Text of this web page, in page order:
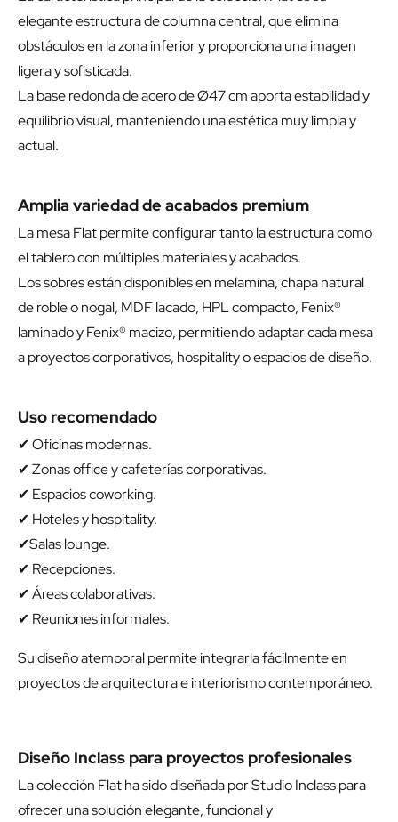
elegante estructura de columna central, que elimina
obstáculos en la zona inferior y proporciona una imagen
ligera y sofisticada.
La base redonda de acero de Ø47 cm aporta estabilidad y
equilibrio visual, manteniendo una estética muy limpia y
actual.
Amplia variedad de acabados premium
La mesa Flat permite configurar tanto la estructura como
el tablero con múltiples materiales y acabados.
Los sobres están disponibles en melamina, chapa natural
de roble o nogal, MDF lacado, HPL compacto, Fenix®
laminado y Fenix® macizo, permitiendo adaptar cada mesa
a proyectos corporativos, hospitality o espacios de diseño.
Uso recomendado
✔ Oficinas modernas.
✔ Zonas office y cafeterías corporativas.
✔ Espacios coworking.
✔ Hoteles y hospitality.
✔Salas lounge.
✔ Recepciones.
✔ Áreas colaborativas.
✔ Reuniones informales.
Su diseño atemporal permite integrarla fácilmente en
proyectos de arquitectura e interiorismo contemporáneo.
Diseño Inclass para proyectos profesionales
La colección Flat ha sido diseñada por Studio Inclass para
ofrecer una solución elegante, funcional y